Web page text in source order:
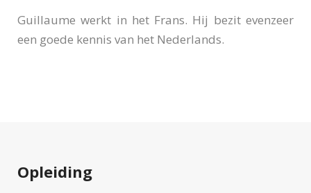
Guillaume werkt in het Frans. Hij bezit evenzeer
een goede kennis van het Nederlands.
Opleiding